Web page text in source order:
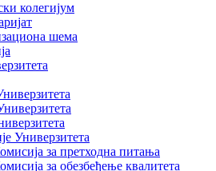
колегијум
шема
Универзитета
за претходна питања
за обезбеђење квалитета